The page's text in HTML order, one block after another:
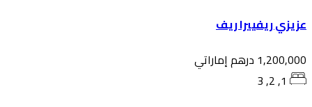
ريفييرا ريف
درهم إماراتي
1, 2, 3